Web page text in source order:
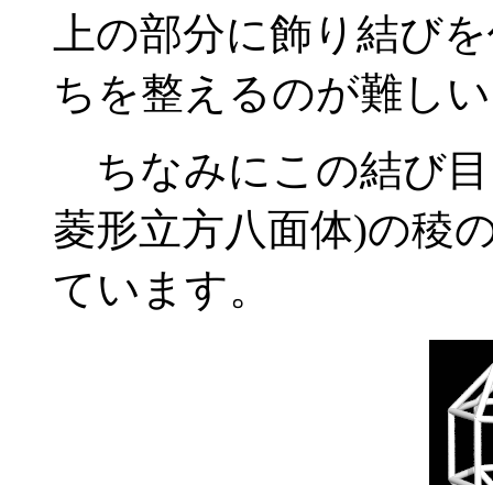
上の部分に飾り結び
ちを整えるのが難し
ちなみにこの結び目
菱形立方八面体)の稜
ています。